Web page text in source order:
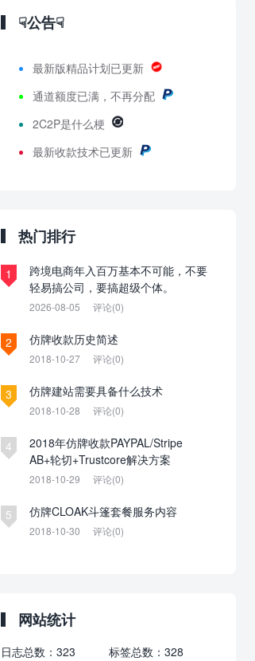
☟公告☟
最新版精品计划已更新
通道额度已满，不再分配
2C2P是什么梗
最新收款技术已更新
热门排行
1
跨境电商年入百万基本不可能，不要
轻易搞公司，要搞超级个体。
2026-08-05 评论(0)
2 仿牌收款历史简述
2018-10-27 评论(0)
3 仿牌建站需要具备什么技术
2018-10-28 评论(0)
4
2018年仿牌收款PAYPAL/Stripe
AB+轮切+Trustcore解决方案
2018-10-29 评论(0)
5 仿牌CLOAK斗篷套餐服务内容
2018-10-30 评论(0)
网站统计
日志总数： 323 标签总数： 328